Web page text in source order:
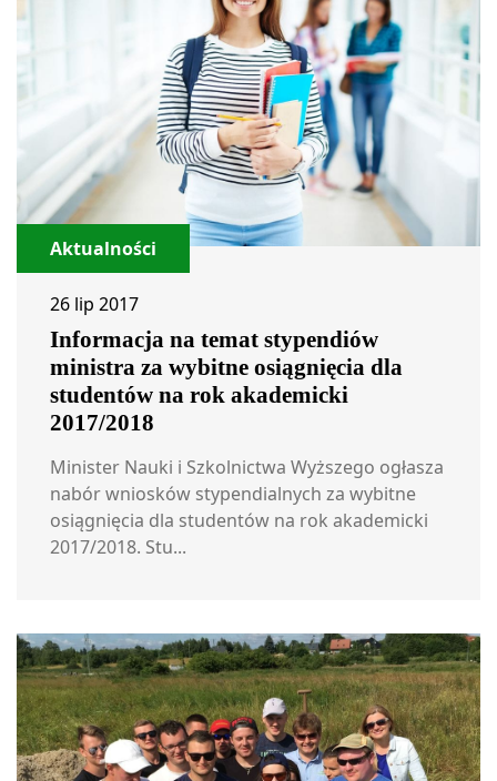
Aktualności
26 lip 2017
Informacja na temat stypendiów
ministra za wybitne osiągnięcia dla
studentów na rok akademicki
2017/2018
Minister Nauki i Szkolnictwa Wyższego ogłasza
nabór wniosków stypendialnych za wybitne
osiągnięcia dla studentów na rok akademicki
2017/2018. Stu...